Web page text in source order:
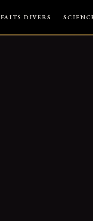
FAITS DIVERS